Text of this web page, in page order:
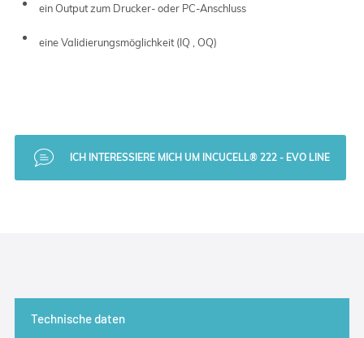
ein Output zum Drucker- oder PC-Anschluss
eine Validierungsmöglichkeit (IQ , OQ)
ICH INTERESSIERE MICH UM INCUCELL® 222 - EVO LINE
Technische daten